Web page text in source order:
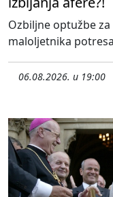
Ozbiljne optužbe
maloljetnika
06.08.2026. u 19:00